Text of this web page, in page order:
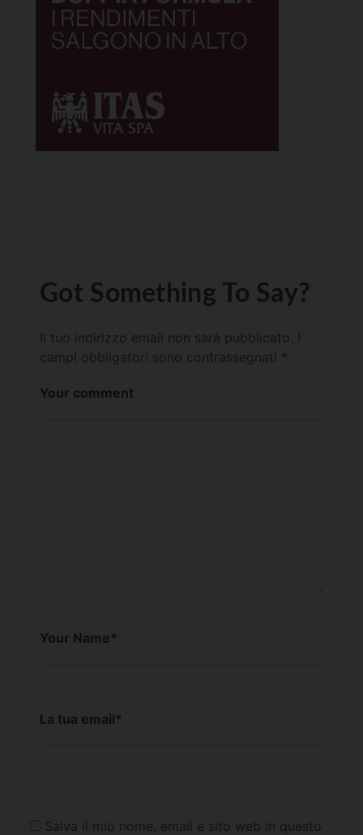
Got Something To Say?
Il tuo indirizzo email non sarà pubblicato.
campi obbligatori sono contrassegnati *
Your comment
Your Name*
La tua email*
Salva il mio nome, email e sito web in questo